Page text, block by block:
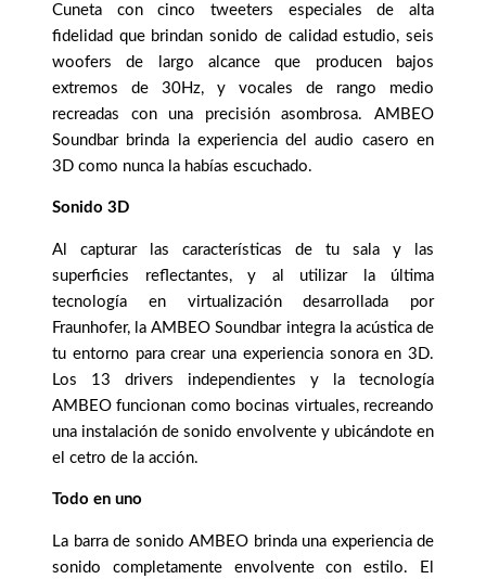
Cuneta con cinco tweeters especiales de alta
fidelidad que brindan sonido de calidad estudio, seis
woofers de largo alcance que producen bajos
extremos de 30Hz, y vocales de rango medio
recreadas con una precisión asombrosa. AMBEO
Soundbar brinda la experiencia del audio casero en
3D como nunca la habías escuchado.
Sonido 3D
Al capturar las características de tu sala y las
superficies reflectantes, y al utilizar la última
tecnología en virtualización desarrollada por
Fraunhofer, la AMBEO Soundbar integra la acústica de
tu entorno para crear una experiencia sonora en 3D.
Los 13 drivers independientes y la tecnología
AMBEO funcionan como bocinas virtuales, recreando
una instalación de sonido envolvente y ubicándote en
el cetro de la acción.
Todo en uno
La barra de sonido AMBEO brinda una experiencia de
sonido completamente envolvente con estilo. El